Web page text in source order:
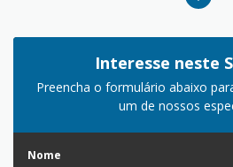
Interesse neste
Preencha o formulário abaixo
um de nossos
Nome